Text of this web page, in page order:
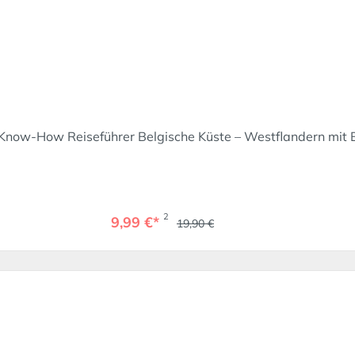
How Reiseführer Belgische Küste – Westflandern mit
9,99 €* 2 19,90 €